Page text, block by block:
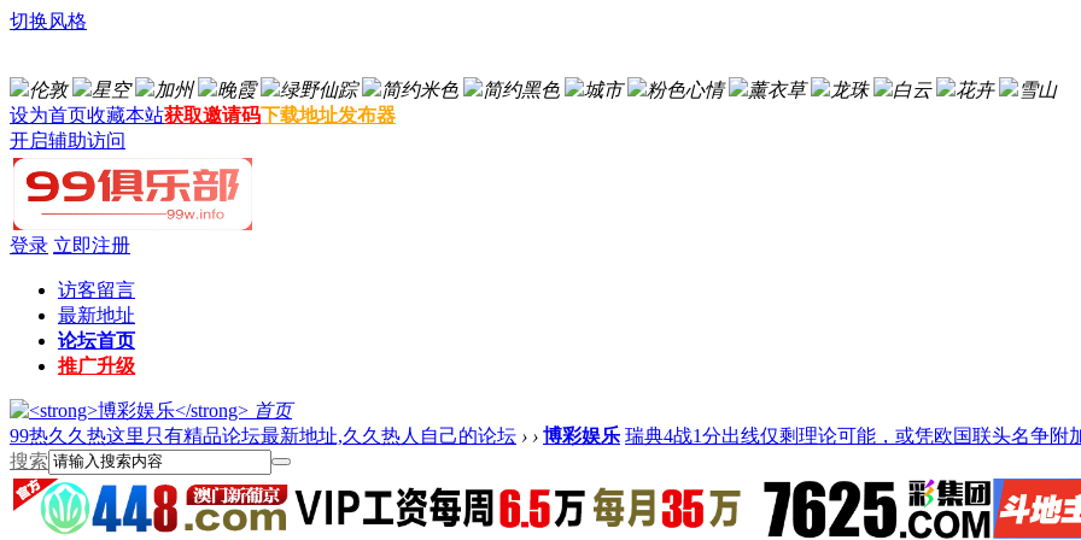
切换风格
伦敦 星空 加州 晚霞 绿野仙踪 简约米色 简约黑色 城市 粉色心情 薰衣草 龙珠 白云 花卉
雪山
设为首页收藏本站获取邀请码下载地址发布器
开启辅助访问
登录 立即注册
访客留言
最新地址
论坛首页
推广升级
首页
99热久久热这里只有精品论坛最新地址,久久热人自己的论坛 › › 博彩娱乐 瑞典4战1分出线仅剩理论可能，或凭欧国联头名争附
搜索